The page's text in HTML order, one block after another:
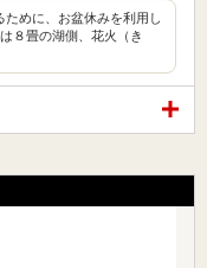
めに、お盆休みを利用し
８畳の湖側、花火（き